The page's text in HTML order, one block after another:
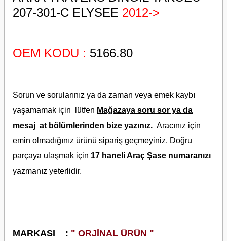
207-301-C ELYSEE 2012->
OEM KODU : 5166.80
Sorun ve sorularınız ya da zaman veya emek kaybı
yaşamamak için lütfen Mağazaya soru sor ya da
mesaj at bölümlerinden bize yazınız. Aracınız için
emin olmadığınız ürünü sipariş geçmeyiniz. Doğru
parçaya ulaşmak için 17 haneli Araç Şase numaranızı
yazmanız yeterlidir.
MARKASI : " ORJİNAL ÜRÜN "